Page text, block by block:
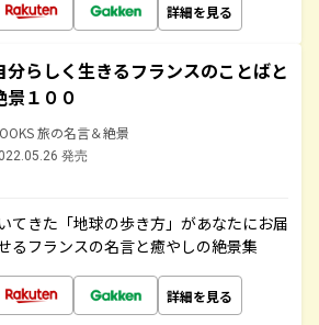
詳細を見る
分らしく生きるフランスのことばと
景１００
旅の名言＆絶景
発売
てきた「地球の歩き方」があなたにお届
るフランスの名言と癒やしの絶景集
詳細を見る